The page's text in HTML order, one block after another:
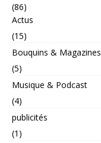
(86)
Actus
(15)
Bouquins & Magazines
(5)
Musique & Podcast
(4)
publicités
(1)